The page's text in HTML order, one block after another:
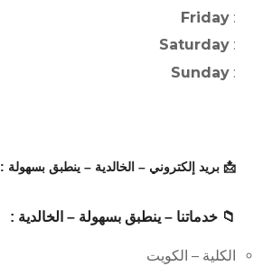
Friday :
Saturday :
Sunday :
📩 بريد إلكتروني – الخالدية – ينطبق بسهولة :
📁 خدماتنا – ينطبق بسهولة – الخالدية :
الكلية – الكويت